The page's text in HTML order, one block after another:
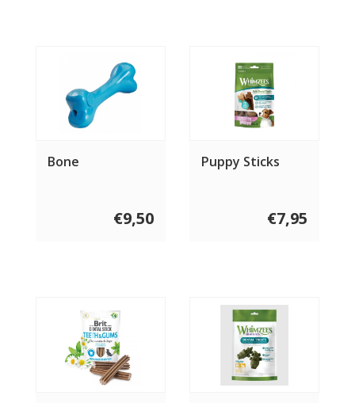
Bone
€9,50
Puppy Sticks
€7,95